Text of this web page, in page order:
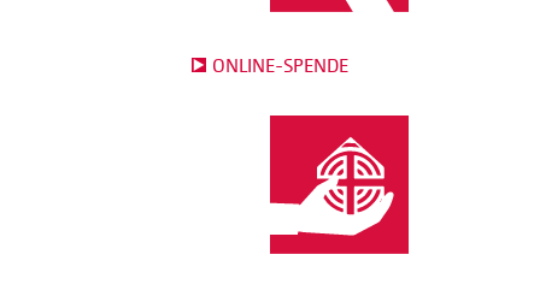
ONLINE-SPENDE